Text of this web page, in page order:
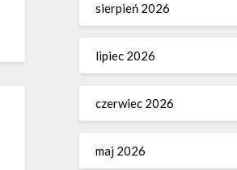
sierpień 2026
lipiec 2026
czerwiec 2026
maj 2026